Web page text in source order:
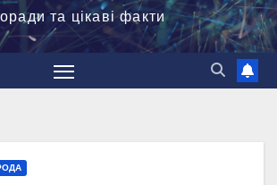
та цікаві факти